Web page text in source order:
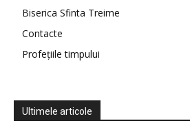
Biserica Sfinta Treime
Contacte
Profețiile timpului
Ultimele articole